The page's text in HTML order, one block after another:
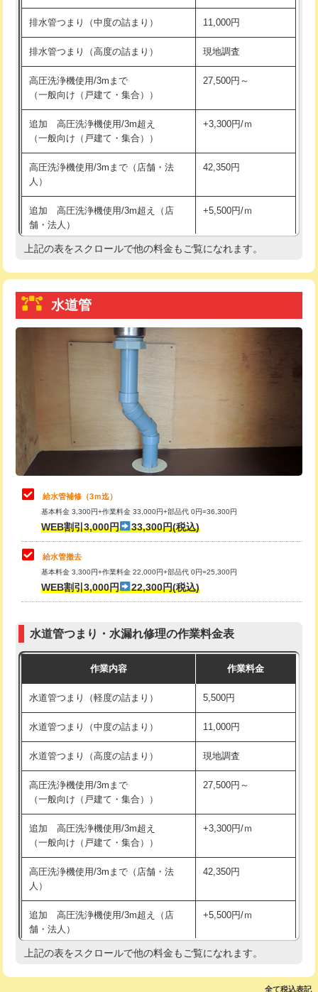
持込商品取付（浄水器・分岐水栓） 16,500円
給水管工事※（ホール加工) 16,500円
給水管工事※（バンド止め) 3,300円
給水管工事※（支持金具設置)
給水管工事※（保温材使用（バンド止
め込み）)
5,500円
給水管工事※（土の掘削・埋め戻し作
業)
11,000円
給水管工事※（塩ビ管（VP・HI）使
用/3ｍまで)
33,000円
給水管工事※（塩ビ管（VP・HI）使
+8,800円
給水管工事※（ライニング鋼管・銅
管・ポリ管・HT管使用/3ｍまで)
給水管工事※（ライニング鋼管・銅
管・ポリ管・HT管使用/3ｍ超え)
排水管工事（土の掘削・埋め戻し作
11,000円~
排水管工事（排水管工事/3ｍまで） 55,000円
排水管工事（追加 排水管工事/3ｍ超
マス交換（土の掘削・埋め戻し作業）
マス交換（深さ50㎝未満）
マス交換（深さ50㎝以上）
コンクリート斫り（厚さ10㎝まで）
モルタル補修（厚さ10㎝超え） 38,500円
洗面台設置 38,500円
化粧台設置 22,000円
追加人工 16,500円
廃棄・処分 現場見積
※給水管工事は20mmまでの価格です。
排水管つまり（中度の詰まり） 11,000円
排水管つまり（高度の詰まり） 現地調査
高圧洗浄機使用/3mまで
（一般向け（戸建て・集合））
27,500円～
追加 高圧洗浄機使用/3m超え
（一般向け（戸建て・集合））
+3,300円/ｍ
高圧洗浄機使用/3mまで（店舗・法
人）
42,350円
追加 高圧洗浄機使用/3m超え（店
舗・法人）
+5,500円/ｍ
高度高圧洗浄換 現地調査
トーラー機使用/3mまで
追加トーラー機使用/3m超え
8,800円
止水・漏水調査・防水処理・清掃・修
理・調整・分解・加工など（軽作業）
11,000円
止水・漏水調査・防水処理・清掃・修
理・調整・分解・加工など（中作業）
止水・漏水調査・防水処理・清掃・修
理・調整・分解・加工など（重作業）
33,000円
その他部品の脱着
交換・取付（タンク）
式）)
式・ワンホール）)
交換・取付(排水栓・排水トラップ
22,000円+材料費
持込商品取付（混合水栓）
持込商品取付（浄水器・分岐水栓） 16,500円
業）
排水管工事（追加 排水管工事/3ｍ超
え）
マス交換（土の掘削・埋め戻し作業） 11,000円~
上記の表をスクロールで他の料金もご覧になれます。
水道管
給水管補修（3ｍ迄）
基本料金 3,300円+作業料金 33,000円+部品代 0円=36,300円
WEB割引3,000円 33,300円(税込)
給水管撤去
基本料金 3,300円+作業料金 22,000円+部品代 0円=25,300円
WEB割引3,000円 22,300円(税込)
水道管つまり・水漏れ修理の作業料金表
作業内容 作業料金
水道管つまり（軽度の詰まり） 5,500円
水道管つまり（中度の詰まり） 11,000円
水道管つまり（高度の詰まり） 現地調査
高圧洗浄機使用/3mまで
（一般向け（戸建て・集合））
27,500円～
追加 高圧洗浄機使用/3m超え
（一般向け（戸建て・集合））
+3,300円/ｍ
高圧洗浄機使用/3mまで（店舗・法
人）
42,350円
追加 高圧洗浄機使用/3m超え（店
舗・法人）
+5,500円/ｍ
高度高圧洗浄換 現地調査
上記の表をスクロールで他の料金もご覧になれます。
全て税込表記